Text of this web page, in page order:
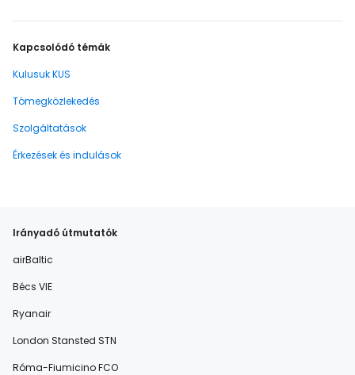
Kapcsolódó témák
Kulusuk KUS
Tömegközlekedés
Szolgáltatások
Érkezések és indulások
Irányadó útmutatók
airBaltic
Bécs VIE
Ryanair
London Stansted STN
Róma-Fiumicino FCO